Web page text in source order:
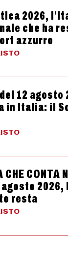
2026,
che ha
azzurro
12 agosto
in Italia: il
CHE
2026,
resta